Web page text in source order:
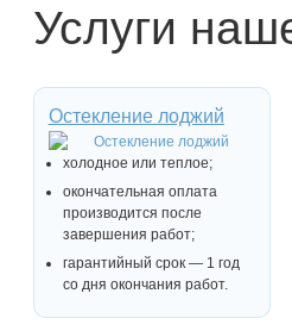
Услуги
Остекление лоджий
холодное или теплое;
окончательная оплата
производится после
завершения работ;
гарантийный срок — 1 год
со дня окончания работ.